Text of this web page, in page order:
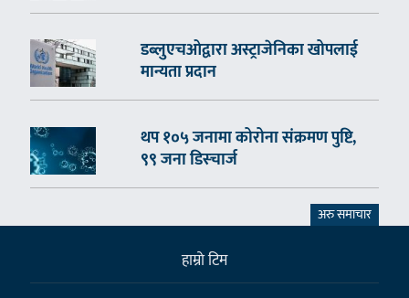
डब्लुएचओद्वारा अस्ट्राजेनिका खोपलाई
मान्यता प्रदान
थप १०५ जनामा कोरोना संक्रमण पुष्टि,
९९ जना डिस्चार्ज
अरु समाचार
हाम्राे टिम